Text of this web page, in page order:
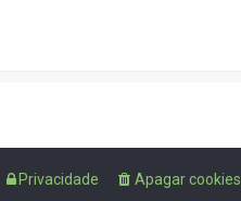
Apagar cookies
Privacidade